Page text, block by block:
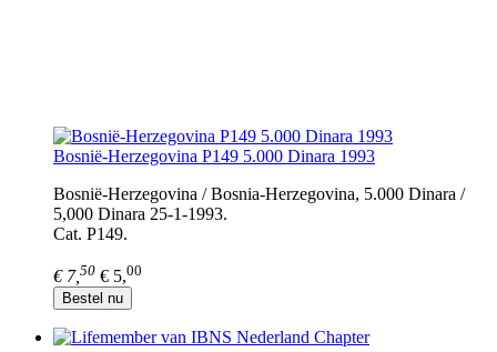
Bosnië-Herzegovina P149 5.000 Dinara 1993
Bosnië-Herzegovina / Bosnia-Herzegovina, 5.000 Dinara /
5,000 Dinara 25-1-1993.
Cat. P149.
€ 7, 50 € 5,00
Bestel nu